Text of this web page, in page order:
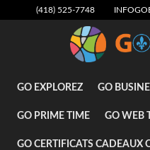
(418) 525-7748
GO EXPLOREZ GO
GO PRIME TIME GO WEB
GO CERTIFICATS CADEAUX